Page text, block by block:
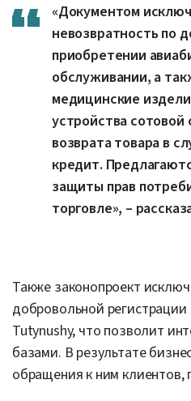
«Документом
невозвратность по
приобретении
обслуживании, а
медицинские
устройства сотовой
возврата товара в
кредит.
защиты прав
торговле», –
Также законопроект
добровольной регистрации
Tutynushy, что позволит
базами. В результате
обращения к ним клиентов,